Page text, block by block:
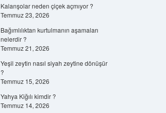
Kalanşolar neden çiçek açmıyor ?
Temmuz 23, 2026
Bağımlılıktan kurtulmanın aşamaları
nelerdir ?
Temmuz 21, 2026
Yeşil zeytin nasıl siyah zeytine dönüşür
?
Temmuz 15, 2026
Yahya Kiğılı kimdir ?
Temmuz 14, 2026